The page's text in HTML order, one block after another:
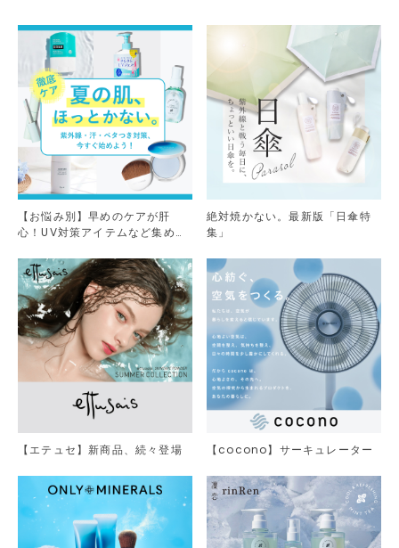
【お悩み別】早めのケアが肝
心！UV対策アイテムなど集めま
絶対焼かない。最新版「日傘特
集」
【エテュセ】新商品、続々登場 【cocono】サーキュレーター